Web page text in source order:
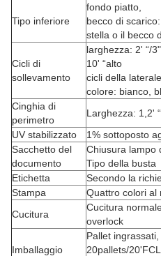
Tipo inferiore
fondo piatto,
becco di
stella o il becco
Cicli di
sollevamento
larghezza: 2' “/3"
10' “alto
cicli della
colore: bianco,
Cinghia di
perimetro
Larghezza: 1,2'
UV stabilizzato
1% sottoposto
Sacchetto del
documento
Chiusura lampo
Tipo della busta
Etichetta
Secondo la
Stampa
Quattro colori al
Cucitura
Cucitura
overlock
Imballaggio
Pallet ingrassati,
20pallets/20'FCL,